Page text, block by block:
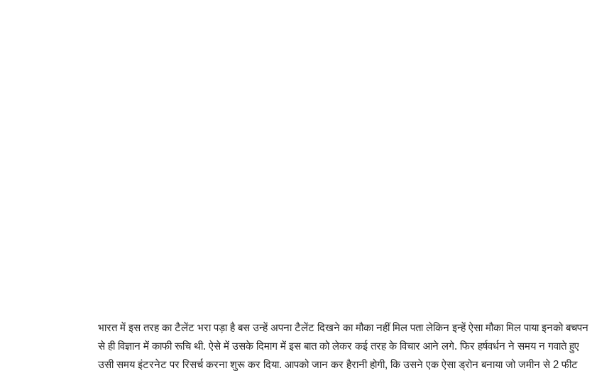
भारत में इस तरह का टैलेंट भरा पड़ा है बस उन्हें अपना टैलेंट दिखने का मौका नहीं मिल पता लेकिन इन्हें ऐसा मौका मिल पाया इनको बचपन
से ही विज्ञान में काफी रूचि थी. ऐसे में उसके दिमाग में इस बात को लेकर कई तरह के विचार आने लगे. फिर हर्षवर्धन ने समय न गवाते हुए
उसी समय इंटरनेट पर रिसर्च करना शुरू कर दिया. आपको जान कर हैरानी होगी, कि उसने एक ऐसा ड्रोन बनाया जो जमीन से 2 फीट